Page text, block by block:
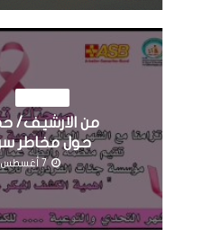
من الارشيف/
حول مخاطر
7 أغسطس، 2025